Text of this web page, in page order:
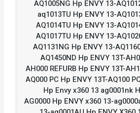
AQ1005NG Hp ENVY 13-
aq1013TU Hp ENVY 13-
AQ1014TU Hp ENVY 13-
AQ1017TU Hp ENVY 13-
AQ1131NG Hp ENVY 13-
AQ1450ND Hp ENVY 13T-
AH000 REFURB Hp ENVY 13T-
AQ000 PC Hp ENVY 13T-AQ100
Hp Envy x360 13 ag0001nk
AG0000 Hp ENVY x360 13-